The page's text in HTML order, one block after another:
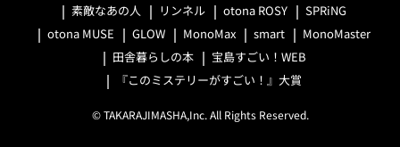
素敵なあの人
リンネル otona ROSY
SPRiNG
otona MUSE
GLOW MonoMax smart
MonoMaster
田舎暮らしの本
宝島すごい！WEB
『このミステリーがすごい！』大賞
© TAKARAJIMASHA,Inc. All Rights Reserved.